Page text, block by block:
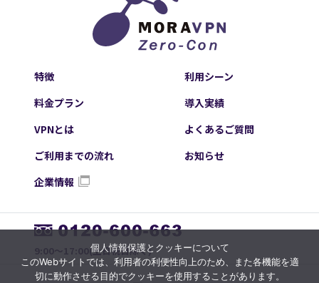
特徴
利用シーン
料金プラン
導入実績
VPNとは
よくあるご質問
ご利用までの流れ
お知らせ
企業情報
9:00～17:00(土日祝日除く)
個人情報保護とクッキーについて
このWebサイトでは、利用者の利便性向上のため、また各機能を適
切に動作させる目的でクッキーを使用することがあります。